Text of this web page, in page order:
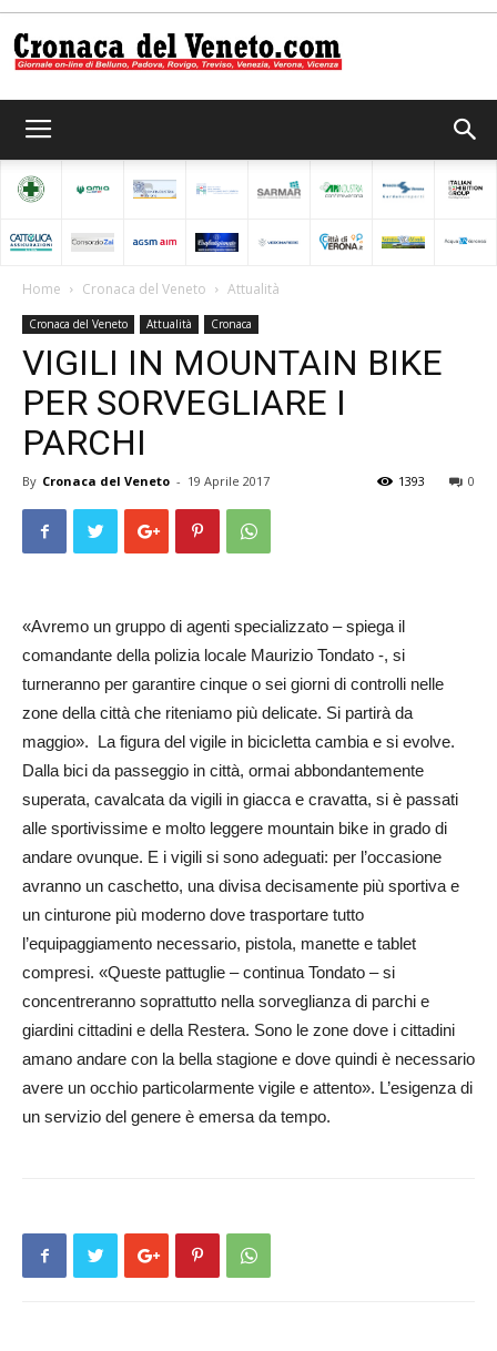
del
Veneto
Home Cronaca del Veneto Attualità
Cronaca del Veneto Attualità Cronaca
VIGILI IN MOUNTAIN BIKE
PER SORVEGLIARE I
PARCHI
By Cronaca del Veneto - 19 Aprile 2017 0
1393
«Avremo un gruppo di agenti specializzato – spiega il
comandante della polizia locale Maurizio Tondato -, si
turneranno per garantire cinque o sei giorni di controlli nelle
zone della città che riteniamo più delicate. Si partirà da
maggio». La figura del vigile in bicicletta cambia e si evolve.
Dalla bici da passeggio in città, ormai abbondantemente
superata, cavalcata da vigili in giacca e cravatta, si è passati
alle sportivissime e molto leggere mountain bike in grado di
andare ovunque. E i vigili si sono adeguati: per l’occasione
avranno un caschetto, una divisa decisamente più sportiva e
un cinturone più moderno dove trasportare tutto
l’equipaggiamento necessario, pistola, manette e tablet
compresi. «Queste pattuglie – continua Tondato – si
concentreranno soprattutto nella sorveglianza di parchi e
giardini cittadini e della Restera. Sono le zone dove i cittadini
amano andare con la bella stagione e dove quindi è necessario
avere un occhio particolarmente vigile e attento». L’esi­genza di
un servizio del genere è emersa da tempo.